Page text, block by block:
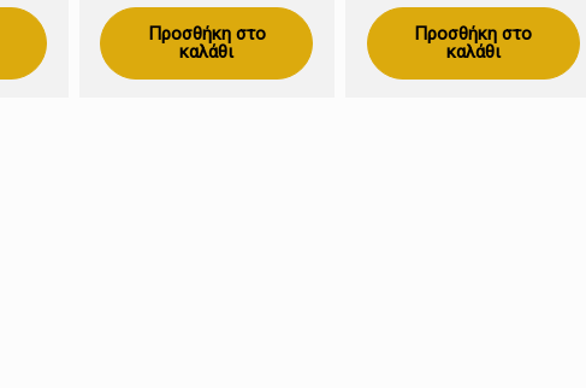
Προσθήκη στο
καλάθι
Προσθήκη στο
καλάθι